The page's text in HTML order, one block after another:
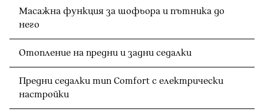
Масажна функция за шофьора и пътника до
него
Отопление на предни и задни седалки
Предни седалки тип Comfort с електрически
настройки